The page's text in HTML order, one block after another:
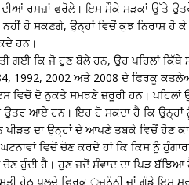
ਦੀਆਂ ਰਮਜ਼ਾਂ ਫਰੋਲੇ। ਇਸ ਮੌਕੇ ਸੜਕਾਂ ਉੱਤੇ
ਹੋ ਸਕਣਗੇ, ਉਨ੍ਹਾਂ ਵਿਚੋਂ ਕੁਝ ਨਿਰਾਸ਼ ਹੋ
ਹਨ।
ਗਈ ਕਿ ਜੋ ਹੁਣ ਬੋਲੇ ਹਨ, ਉਹ ਪਹਿਲਾਂ ਕਿੱਥੇ
1992, 2002 ਅਤੇ 2008 ਦੇ ਫਿਰਕੂ
ਵਿਚੋਂ ਦੋ ਨੁਕਤੇ ਸਮਝਣੇ ਜ਼ਰੂਰੀ ਹਨ।
ਆਏ ਹਨ। ਇਹ ਹੋ ਸਕਦਾ ਹੈ ਕਿ ਉਨ੍ਹਾਂ ਨੂੰ
ਪੀੜਤ ਦਾ ਉਨ੍ਹਾਂ ਦੇ ਆਪਣੇ ਤਬਕੇ ਵਿਚੋਂ ਹੋਣ
ਵਿਚੋਂ ਚੋਣ ਕਰਦੇ ਹਾਂ ਕਿ ਕਿਸ ਨੂੰ
ਚੋਣ ਹੁੰਦੀ ਹੈ। ਹੁਣ ਜਦੋਂ ਸੰਵਾਦ ਦਾ ਪਿੜ
ਹੇਠ ਪਲਦੇ ਫਿਰਕ ੂਜਨੂੰਨੀ ਜਾਂ ਗੁੰਡੇ ਇਸ